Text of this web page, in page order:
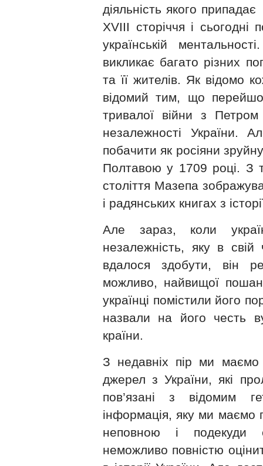
діяльність якого
XVIII сторіччя і сьогодні
українській
викликає багато різних
та її жителів. Як відомо
відомий тим, що
тривалої війни з
незалежності України.
побачити як росіяни
Полтавою у 1709 році. З
століття Мазепа
і радянських книгах з
Але зараз, коли
незалежність, яку в
вдалося здобути, він
можливо, найвищої
українці помістили його
назвали на його честь
країни.
З недавніх пір ми
джерел з України, які
пов’язані з відомим
інформація, яку ми маємо
неповною і подекуди
неможливо повністю